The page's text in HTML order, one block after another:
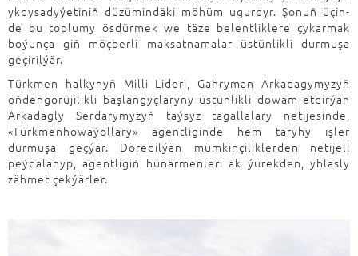
ykdysadyýetiniň düzümindäki möhüm ugurdyr. Şonuň üçin-
de bu toplumy ösdürmek we täze belentliklere çykarmak
boýunça giň möçberli maksatnamalar üstünlikli durmuşa
geçirilýär.
Türkmen halkynyň Milli Lideri, Gahryman Arkadagymyzyň
öňdengörüjilikli başlangyçlaryny üstünlikli dowam etdirýän
Arkadagly Serdarymyzyň taýsyz tagallalary netijesinde,
«Türkmenhowaýollary» agentliginde hem taryhy işler
durmuşa geçýär. Döredilýän mümkinçiliklerden netijeli
peýdalanyp, agentligiň hünärmenleri ak ýürekden, yhlasly
zähmet çekýärler.